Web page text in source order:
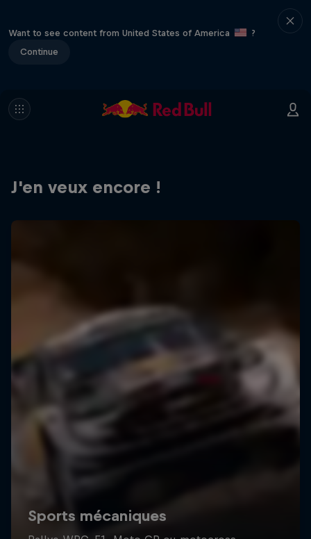
Want to see content from United States of America
?
Continue
J'en veux encore !